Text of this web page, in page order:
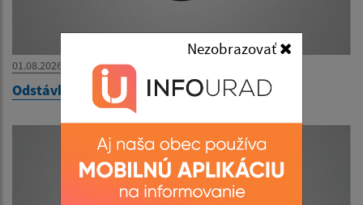
Nezobrazovať
01.08.2026
Odstávka pitnej vody 1.8. - 2.8.2026